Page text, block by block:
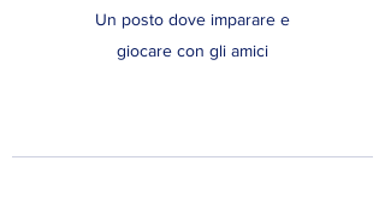
Un posto dove imparare e
giocare con gli amici